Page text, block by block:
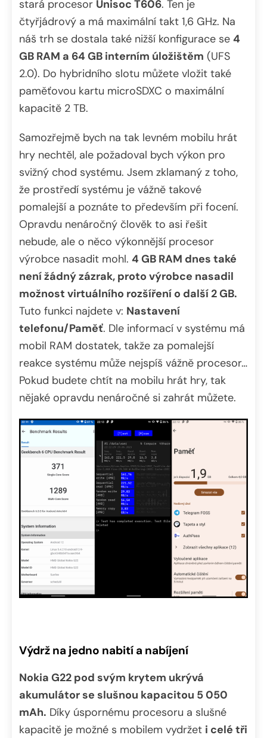
stará procesor Unisoc T606. Ten je
čtyřjádrový a má maximální takt 1,6 GHz. Na
náš trh se dostala také nižší konfigurace se 4
GB RAM a 64 GB interním úložištěm (UFS
2.0). Do hybridního slotu můžete vložit také
paměťovou kartu microSDXC o maximální
kapacitě 2 TB.
Samozřejmě bych na tak levném mobilu hrát
hry nechtěl, ale požadoval bych výkon pro
svižný chod systému. Jsem zklamaný z toho,
že prostředí systému je vážně takové
pomalejší a poznáte to především při focení.
Opravdu nenáročný člověk to asi řešit
nebude, ale o něco výkonnější procesor
výrobce nasadit mohl. 4 GB RAM dnes také
není žádný zázrak, proto výrobce nasadil
možnost virtuálního rozšíření o další 2 GB.
Tuto funkci najdete v: Nastavení
telefonu/Paměť. Dle informací v systému má
mobil RAM dostatek, takže za pomalejší
reakce systému může nejspíš vážně procesor…
Pokud budete chtít na mobilu hrát hry, tak
nějaké opravdu nenáročné si zahrát můžete.
Výdrž na jedno nabití a nabíjení
Nokia G22 pod svým krytem ukrývá
akumulátor se slušnou kapacitou 5 050
mAh. Díky úspornému procesoru a slušné
kapacitě je možné s mobilem vydržet i celé tři